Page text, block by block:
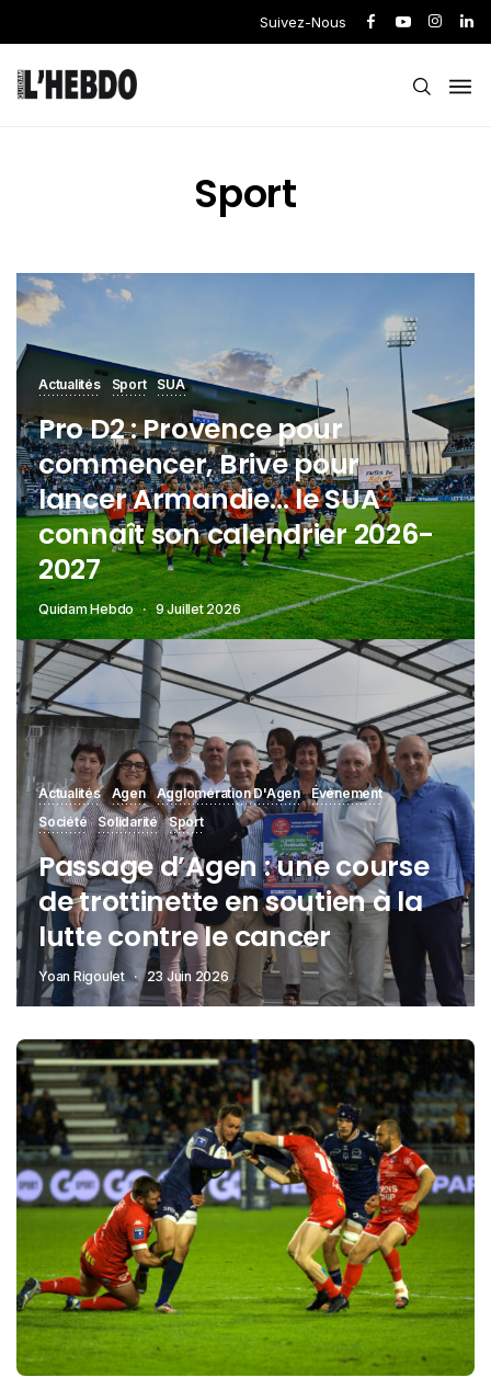
Suivez-Nous
Sport
Actualités Sport SUA
Pro D2 : Provence pour
commencer, Brive pour
lancer Armandie… le SUA
connaît son calendrier 2026-
2027
Quidam Hebdo 9 Juillet 2026
Actualités Agen Agglomération D'Agen
Événement
Société
Solidarité Sport
Passage d’Agen : une course
de trottinette en soutien à la
lutte contre le cancer
Yoan Rigoulet 23 Juin 2026